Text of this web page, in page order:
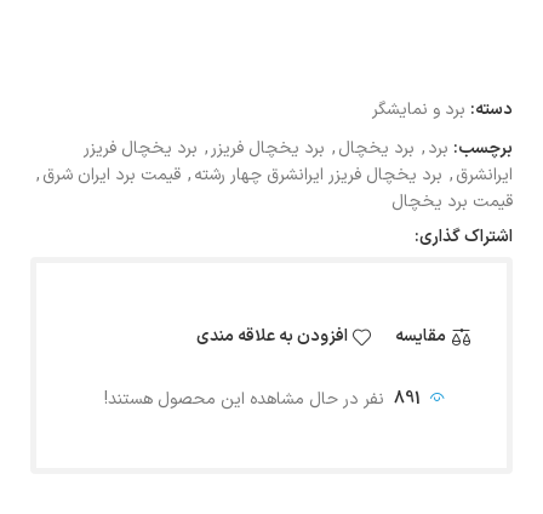
دسته: برد و نمایشگر
برچسب: برد, برد یخچال, برد یخچال فریزر , برد یخچال فریزر
ایرانشرق, برد یخچال فریزر ایرانشرق چهار رشته, قیمت برد ایران شرق,
قیمت برد یخچال
اشتراک گذاری:
مقایسه افزودن به علاقه مندی
891 نفر در حال مشاهده این محصول هستند!